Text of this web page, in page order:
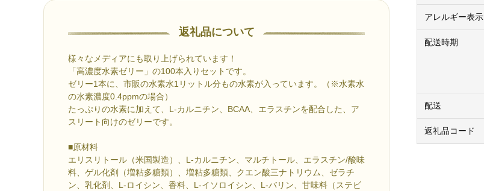
返礼品について
様々なメディアにも取り上げられています！
「高濃度水素ゼリー」の100本入りセットです。
ゼリー1本に、市販の水素水1リットル分もの水素が入っています。（※水素水
の水素濃度0.4ppmの場合）
たっぷりの水素に加えて、L-カルニチン、BCAA、エラスチンを配合した、ア
スリート向けのゼリーです。
■原材料
エリスリトール（米国製造）、L-カルニチン、マルチトール、エラスチン/酸味
料、ゲル化剤（増粘多糖類）、増粘多糖類、クエン酸三ナトリウム、ゼラチ
ン、乳化剤、L-ロイシン、香料、L-イソロイシン、L-バリン、甘味料（ステビ
アレルギー表示
配送時期
配送
返礼品コード